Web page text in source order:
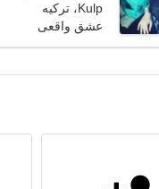
Kulp، ترکیه
عشق واقعی